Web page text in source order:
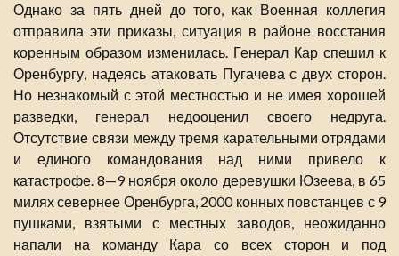
Однако за пять дней до того, как Военная коллегия
отправила эти приказы, ситуация в районе восстания
коренным образом изменилась. Генерал Кар спешил к
Оренбургу, надеясь атаковать Пугачева с двух сторон.
Но незнакомый с этой местностью и не имея хорошей
разведки, генерал недооценил своего недруга.
Отсутствие связи между тремя карательными отрядами
и единого командования над ними привело к
катастрофе. 8—9 ноября около деревушки Юзеева, в 65
милях севернее Оренбурга, 2000 конных повстанцев с 9
пушками, взятыми с местных заводов, неожиданно
напали на команду Кара со всех сторон и под